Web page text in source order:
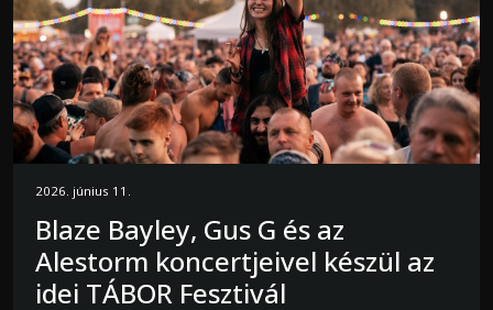
2026. június 11.
Blaze Bayley, Gus G és az
Alestorm koncertjeivel készül az
idei TÁBOR Fesztivál